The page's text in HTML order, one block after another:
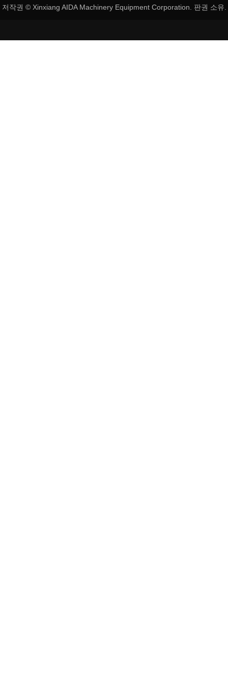
저작권 © Xinxiang AIDA Machinery Equipment Corporation. 판권 소유.